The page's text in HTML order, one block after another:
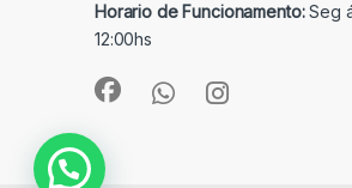
Horario de Funcionamento:Seg
12:00hs